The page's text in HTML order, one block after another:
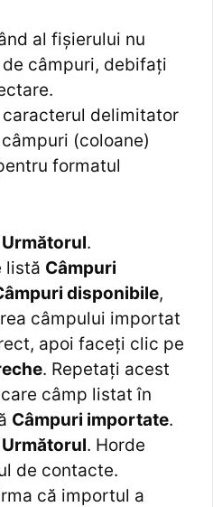
al fișierului nu
câmpuri, debifați
delimitator
(coloane)
formatul
Următorul.
listă Câmpuri
disponibile,
câmpului importat
apoi faceți clic pe
. Repetați acest
câmp listat în
Câmpuri importate.
Următorul. Horde
de contacte.
că importul a